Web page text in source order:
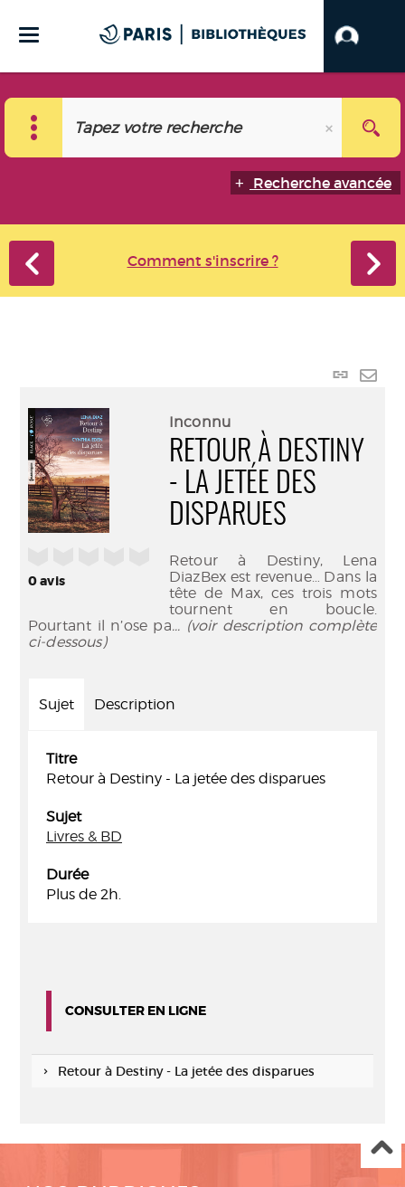
Recherche avancée
Comment s'inscrire ?
Lien
0avis
Inconnu
RETOUR À DESTINY
- LA JETÉE DES
DISPARUES
Retour à Destiny, Lena
DiazBex est revenue… Dans la
tête de Max, ces trois mots
tournent en boucle.
Pourtant il n’ose pa... (voir description complète
ci-dessous)
Sujet Description
Titre
Retour à Destiny - La jetée des disparues
Sujet
Livres & BD
Durée
Plus de 2h.
CONSULTER EN LIGNE
Retour à Destiny - La jetée des disparues